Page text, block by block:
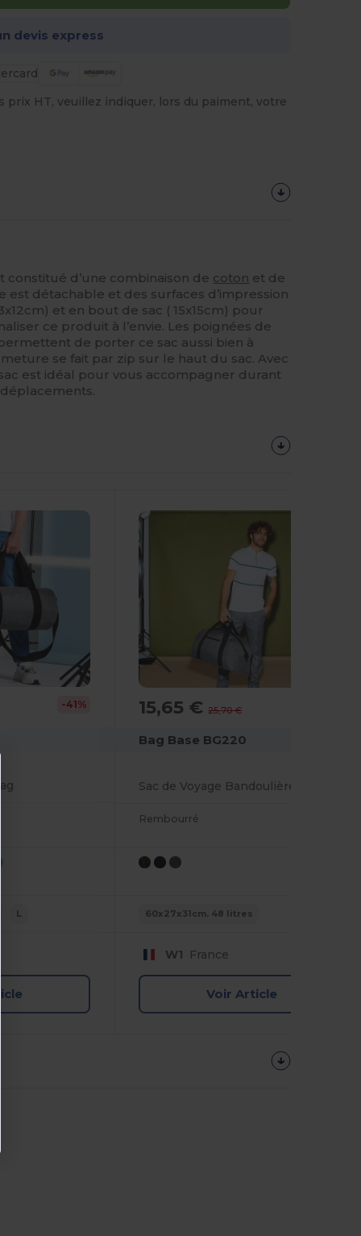
devis express
HT, veuillez indiquer, lors du paiment, votre
constitué d’une combinaison de coton et de
est détachable et des surfaces d’impression
et en bout de sac ( 15x15cm) pour
ce produit à l’envie. Les poignées de
de porter ce sac aussi bien à
se fait par zip sur le haut du sac. Avec
est idéal pour vous accompagner durant
-41%
L
15,65 €25,70 €
Bag Base BG220
Sac de Voyage Bandoulière Original
Rembourré
60x27x31cm. 48 litres
W1 France
Voir Article